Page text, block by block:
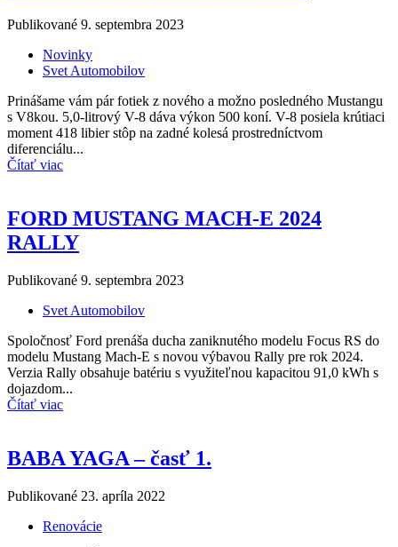
Publikované 9. septembra 2023
Novinky
Svet Automobilov
Prinášame vám pár fotiek z nového a možno posledného Mustangu
s V8kou. 5,0-litrový V-8 dáva výkon 500 koní. V-8 posiela krútiaci
moment 418 libier stôp na zadné kolesá prostredníctvom
diferenciálu...
Čítať viac
FORD MUSTANG MACH-E 2024
RALLY
Publikované 9. septembra 2023
Svet Automobilov
Spoločnosť Ford prenáša ducha zaniknutého modelu Focus RS do
modelu Mustang Mach-E s novou výbavou Rally pre rok 2024.
Verzia Rally obsahuje batériu s využiteľnou kapacitou 91,0 kWh s
dojazdom...
Čítať viac
BABA YAGA – časť 1.
Publikované 23. apríla 2022
Renovácie